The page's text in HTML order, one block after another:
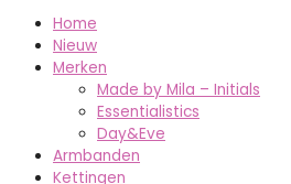
Home
Nieuw
Merken
Made by Mila – Initials
Essentialistics
Day&Eve
Armbanden
Kettingen